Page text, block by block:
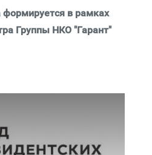
в рамках
Группы НКО "Гарант"